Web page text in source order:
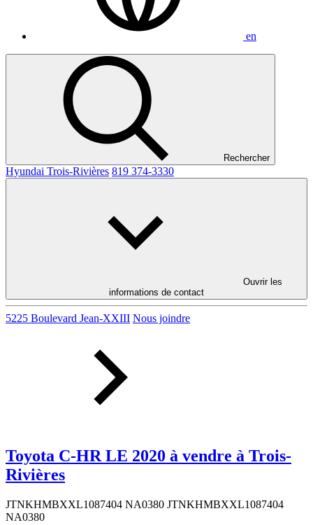
en
Rechercher
Hyundai Trois-Rivières 819 374-3330
Ouvrir les
informations de contact
5225 Boulevard Jean-XXIII Nous joindre
Toyota C-HR LE 2020 à vendre à Trois-
Rivières
JTNKHMBXXL1087404 NA0380 JTNKHMBXXL1087404
NA0380